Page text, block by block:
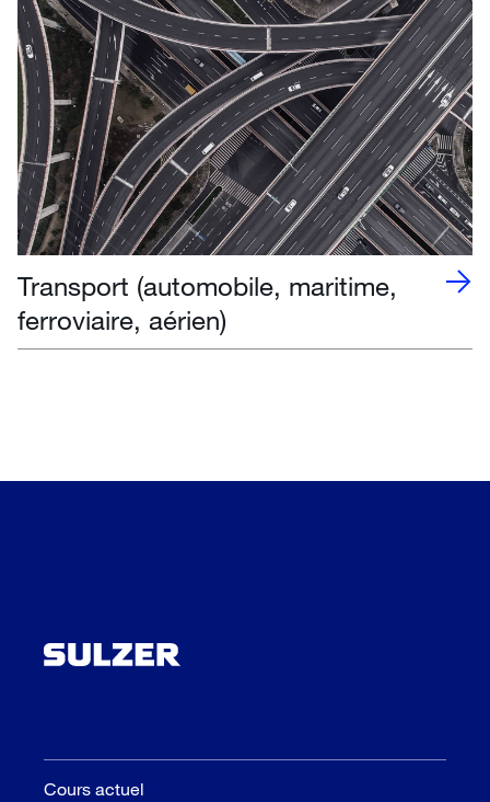
Transport (automobile, maritime,
ferroviaire, aérien)
Cours actuel